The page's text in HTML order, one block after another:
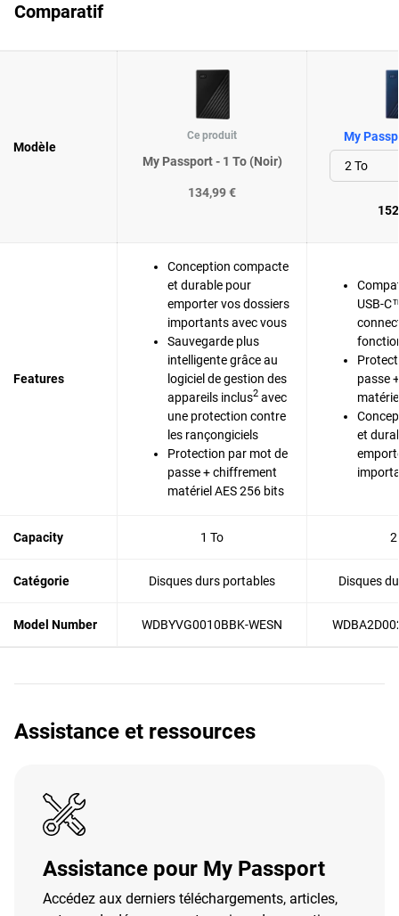
Comparatif
Modèle
Ce produit
My Passport - 1 To (Noir)
134,99 €
My
Features
Conception compacte
et durable pour
emporter vos dossiers
importants avec vous
Sauvegarde plus
intelligente grâce au
logiciel de gestion des
appareils inclus2 avec
une protection contre
les rançongiciels
Protection par mot de
passe + chiffrement
matériel AES 256 bits
USB-
passe
et
Capacity 1 To 2
Catégorie Disques durs portables Disques
Model Number WDBYVG0010BBK-WESN
Assistance et ressources
Assistance pour My Passport
Accédez aux derniers téléchargements, articles,